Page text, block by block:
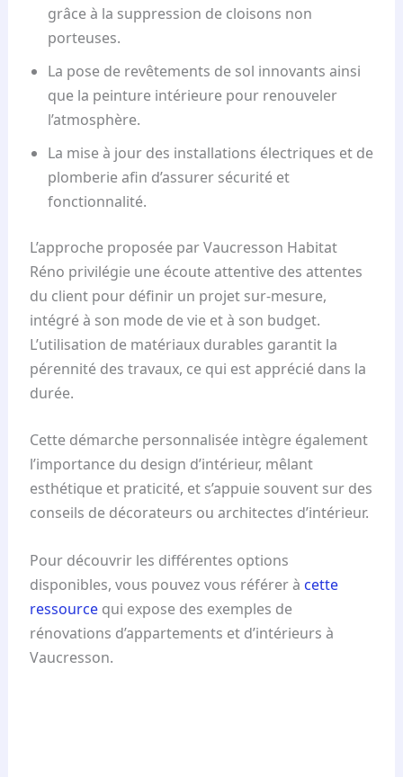
grâce à la suppression de cloisons non
porteuses.
La pose de revêtements de sol innovants ainsi
que la peinture intérieure pour renouveler
l’atmosphère.
La mise à jour des installations électriques et de
plomberie afin d’assurer sécurité et
fonctionnalité.
L’approche proposée par Vaucresson Habitat
Réno privilégie une écoute attentive des attentes
du client pour définir un projet sur-mesure,
intégré à son mode de vie et à son budget.
L’utilisation de matériaux durables garantit la
pérennité des travaux, ce qui est apprécié dans la
durée.
Cette démarche personnalisée intègre également
l’importance du design d’intérieur, mêlant
esthétique et praticité, et s’appuie souvent sur des
conseils de décorateurs ou architectes d’intérieur.
Pour découvrir les différentes options
disponibles, vous pouvez vous référer à cette
ressourcequi expose des exemples de
rénovations d’appartements et d’intérieurs à
Vaucresson.